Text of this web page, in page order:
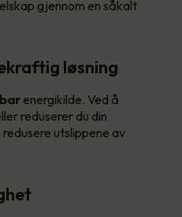
gjennom en såkalt
løsning
energikilde. Ved å
reduserer du din
utslippene av